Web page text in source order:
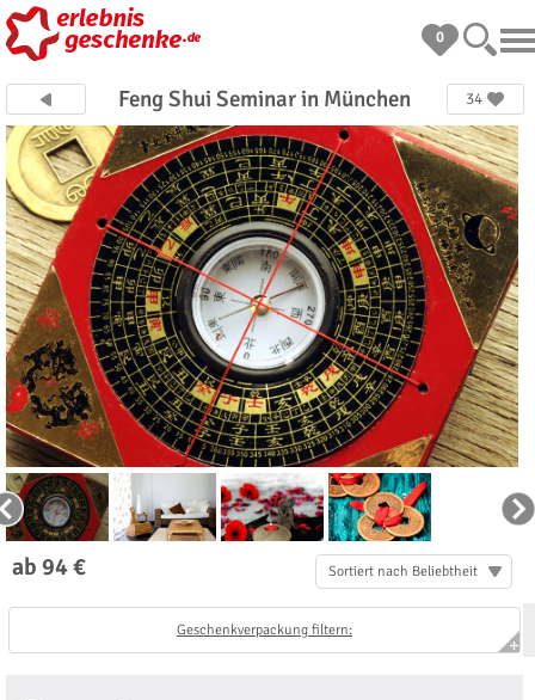
0
Feng Shui Seminar in München 34
ab 94 € Sortiert nach Beliebtheit
Geschenkverpackung filtern: